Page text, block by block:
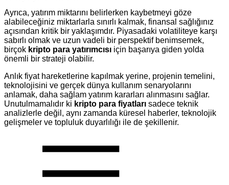
Ayrıca, yatırım miktarını belirlerken kaybetmeyi göze
alabileceğiniz miktarlarla sınırlı kalmak, finansal sağlığınız
açısından kritik bir yaklaşımdır. Piyasadaki volatiliteye karşı
sabırlı olmak ve uzun vadeli bir perspektif benimsemek,
birçok kripto para yatırımcısı için başarıya giden yolda
önemli bir strateji olabilir.
Anlık fiyat hareketlerine kapılmak yerine, projenin temelini,
teknolojisini ve gerçek dünya kullanım senaryolarını
anlamak, daha sağlam yatırım kararları alınmasını sağlar.
Unutulmamalıdır ki kripto para fiyatları sadece teknik
analizlerle değil, aynı zamanda küresel haberler, teknolojik
gelişmeler ve topluluk duyarlılığı ile de şekillenir.